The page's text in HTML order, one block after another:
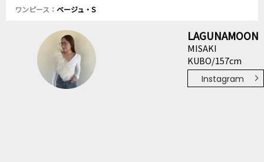
ワンピース： ベージュ・S
LAGUNAMOON
MISAKI
KUBO/157cm
Instagram